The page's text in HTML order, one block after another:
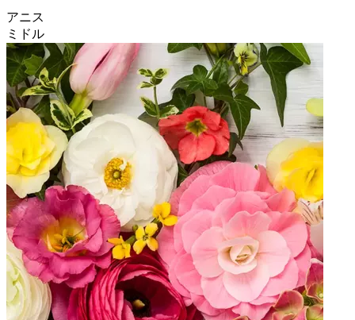
アニス
ミドル